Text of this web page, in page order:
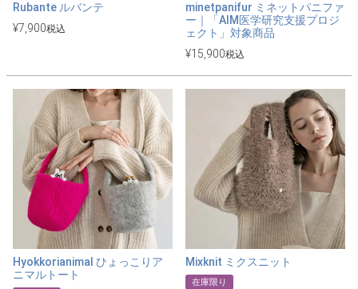
Rubante ルバンテ
¥7,900税込
minetpanifur ミネットパニファ
ー｜「AIM医学研究支援プロジ
ェクト」対象商品
¥15,900税込
Hyokkorianimal ひょっこりア
ニマルトート
Mixknit ミクスニット
在庫限り